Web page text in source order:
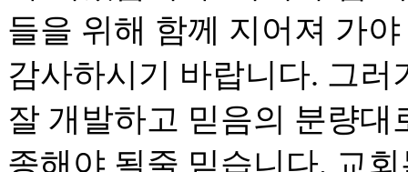
들을 위해 함께 지어져 가
감사하시기 바랍니다. 그
잘 개발하고 믿음의 분량
종해야 될줄 믿습니다. 교